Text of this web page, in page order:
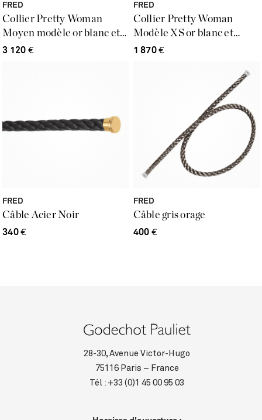
Collier Pretty Woman
Moyen modèle or blanc et
diamants
FRED
3 120 €
Collier Pretty Woman
Modèle XS or blanc et
diamant
FRED
1 870€
Câble Acier Noir
FRED
340€
Câble gris orage
FRED
400 €
28-30, Avenue Victor-Hugo
75116 Paris – France
Tél : +33 (0)1 45 00 95 03